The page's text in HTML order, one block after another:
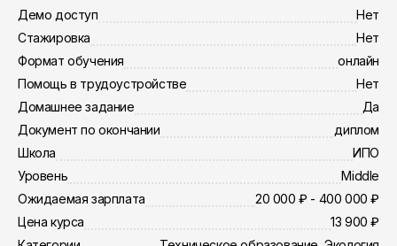
Демо доступ
Нет
Стажировка
Нет
Формат обучения
онлайн
Помощь в трудоустройстве
Нет
Домашнее задание
Да
Документ по окончании
диплом
Школа
ИПО
Уровень
Middle
Ожидаемая зарплата
20 000 ₽ - 400 000 ₽
Цена курса
13 900 ₽